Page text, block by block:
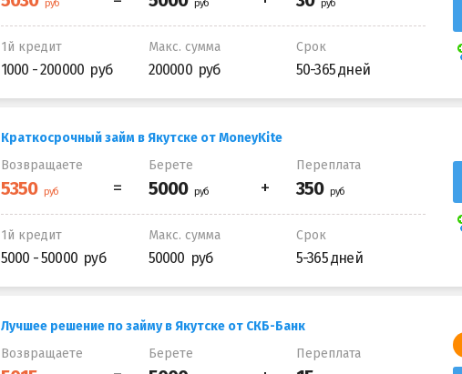
1й кредит
1000 - 200000
Макс. сумма
200000
Срок
50-365 дней
Краткосрочный займ в Якутске от MoneyKite
Возвращаете
Берете Переплата
1й кредит
5000 - 50000
Макс. сумма
50000
Срок
5-365 дней
Лучшее решение по займу в Якутске от СКБ-Банк
Возвращаете
Берете Переплата